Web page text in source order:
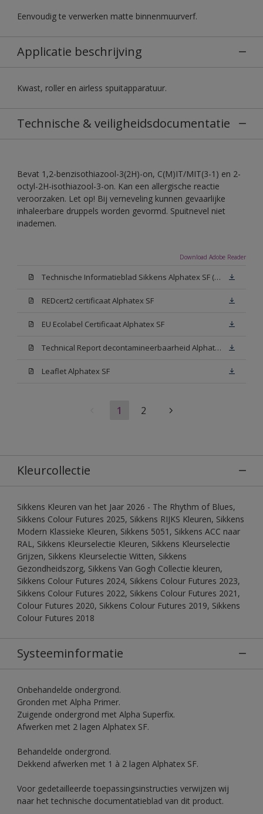
Eenvoudig te verwerken matte binnenmuurverf.
Applicatie beschrijving
Kwast, roller en airless spuitapparatuur.
Technische & veiligheidsdocumentatie
Bevat 1,2-benzisothiazool-3(2H)-on, C(M)IT/MIT(3-1) en 2-
octyl-2H-isothiazool-3-on. Kan een allergische reactie
veroorzaken. Let op! Bij verneveling kunnen gevaarlijke
inhaleerbare druppels worden gevormd. Spuitnevel niet
inademen.
Download Adobe Reader
Technische Informatieblad Sikkens Alphatex SF (PDF)
REDcert2 certificaat Alphatex SF
EU Ecolabel Certificaat Alphatex SF
Technical Report decontamineerbaarheid Alphatex SF
Leaflet Alphatex SF
1 2
Kleurcollectie
Sikkens Kleuren van het Jaar 2026 - The Rhythm of Blues,
Sikkens Colour Futures 2025, Sikkens RIJKS Kleuren, Sikkens
Modern Klassieke Kleuren, Sikkens 5051, Sikkens ACC naar
RAL, Sikkens Kleurselectie Kleuren, Sikkens Kleurselectie
Grijzen, Sikkens Kleurselectie Witten, Sikkens
Gezondheidszorg, Sikkens Van Gogh Collectie kleuren,
Sikkens Colour Futures 2024, Sikkens Colour Futures 2023,
Sikkens Colour Futures 2022, Sikkens Colour Futures 2021,
Colour Futures 2020, Sikkens Colour Futures 2019, Sikkens
Colour Futures 2018
Systeeminformatie
Onbehandelde ondergrond.
Gronden met Alpha Primer.
Zuigende ondergrond met Alpha Superfix.
Afwerken met 2 lagen Alphatex SF.
Behandelde ondergrond.
Dekkend afwerken met 1 à 2 lagen Alphatex SF.
Voor gedetailleerde toepassingsinstructies verwijzen wij
naar het technische documentatieblad van dit product.